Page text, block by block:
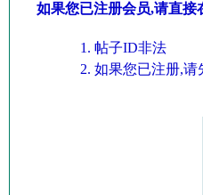
如果您已注册会员,请直接
帖子ID非法
如果您已注册,请